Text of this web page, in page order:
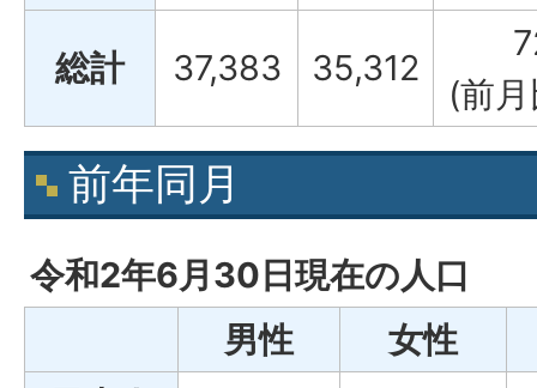
総計 37,383 35,312
(前
前年同月
令和2年6月30日現在の人口
男性
女性